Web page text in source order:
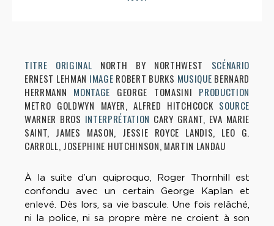
TITRE ORIGINAL NORTH BY NORTHWEST SCÉNARIO
ERNEST LEHMAN IMAGE ROBERT BURKS MUSIQUE BERNARD
HERRMANN MONTAGE GEORGE TOMASINI PRODUCTION
METRO GOLDWYN MAYER, ALFRED HITCHCOCK SOURCE
WARNER BROS INTERPRÉTATION CARY GRANT, EVA MARIE
SAINT, JAMES MASON, JESSIE ROYCE LANDIS, LEO G.
CARROLL, JOSEPHINE HUTCHINSON, MARTIN LANDAU
À la suite d’un quiproquo, Roger Thornhill est
confondu avec un certain George Kaplan et
enlevé. Dès lors, sa vie bascule. Une fois relâché,
ni la police, ni sa propre mère ne croient à son